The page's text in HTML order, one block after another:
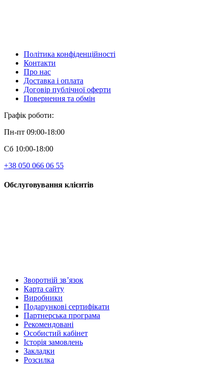
Політика конфіденційності
Контакти
Про нас
Доставка і оплата
Договір публічної оферти
Повернення та обмін
Графік роботи:
Пн-пт 09:00-18:00
Сб 10:00-18:00
+38 050 066 06 55
Обслуговування клієнтів
Зворотній зв’язок
Карта сайту
Виробники
Подарункові сертифікати
Партнерська програма
Рекомендовані
Особистий кабінет
Історія замовлень
Закладки
Розсилка